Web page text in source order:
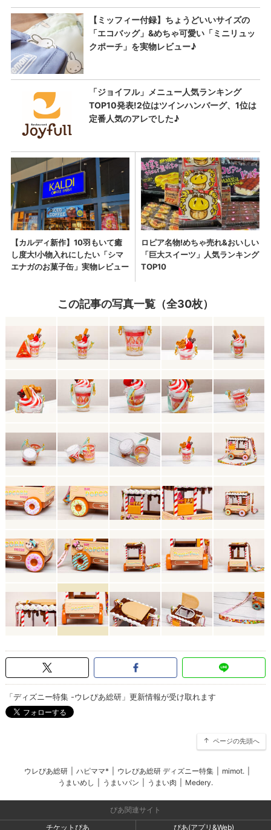
この記事の写真一覧（全30枚）
「ディズニー特集 -ウレぴあ総研」更新情報が受け取れます
ページの先頭へ
ウレぴあ総研 ハピママ* ウレぴあ総研 ディズニー特集 mimot.
うまいめし
うまいパン うまい肉 Medery.
ぴあ関連サイト
チケットぴあ
ぴあ(アプリ&Web)